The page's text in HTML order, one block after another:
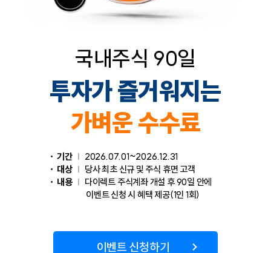
국내주식 90일
투자가 즐거워지는
가벼운 수수료
기간 | 2026.07.01~2026.12.31
대상 | 당사 최초 신규 및 주식 휴면 고객
내용 | 다이렉트 주식계좌 개설 후 90일 안에
이벤트 신청 시 혜택 제공(1인 1회)
이벤트 신청하기